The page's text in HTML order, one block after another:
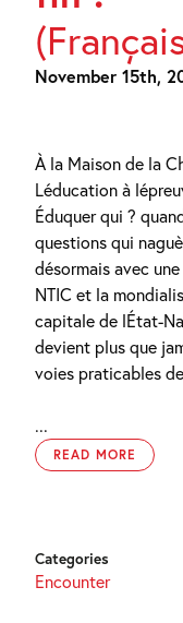
November 15th,
À la Maison de la
Léducation à
Éduquer qui ?
questions qui
désormais avec
NTIC et la
capitale de lÉtat-
devient plus que
voies praticables
...
READ MORE
Categories
Encounter